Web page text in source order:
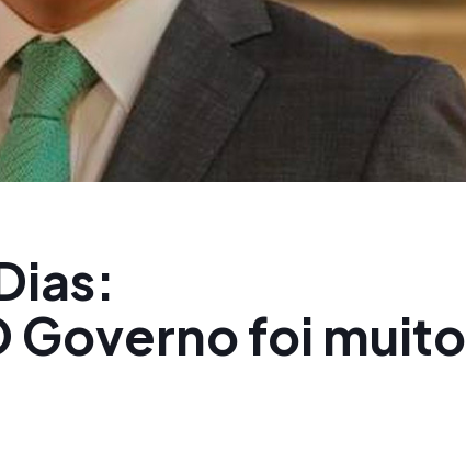
Governo foi muito